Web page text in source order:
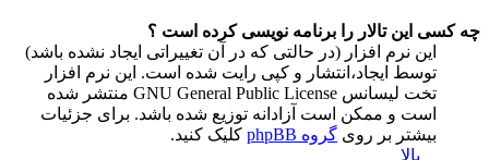
چه کسی این تالار را برنامه نویسی کرده است ؟
این نرم افزار (در حالتی که در آن تغییراتی ایجاد نشده باشد)
توسط ایجاد،انتشار و کپی رایت شده است. این نرم افزار
تخت لیسانس GNU General Public License منتشر شده
است و ممکن است آزادانه توزیع شده باشد. برای جزئیات
بیشتر بر روی گروه phpBB
کلیک کنید.
بالا